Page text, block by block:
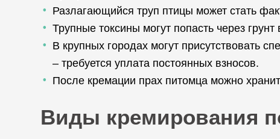
Разлагающийся труп птицы может стать
Трупные токсины могут попасть через
В крупных городах могут присутствовать
– требуется уплата постоянных взносов.
После кремации прах питомца можно
Виды кремирования